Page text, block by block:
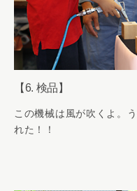
【6. 検品】
この機械は風が吹くよ。
れた！！